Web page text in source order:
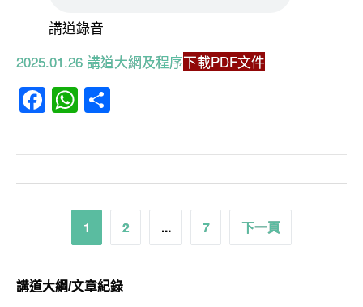
講道錄音
2025.01.26 講道大網及程序下載PDF文件
Facebook
WhatsApp
分
1 2 ... 7 下一頁
講道大綱/文章紀錄